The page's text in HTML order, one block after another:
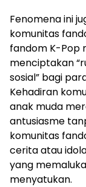
Fenomena ini
komunitas
fandom K-Pop
menciptakan
sosial” bagi
Kehadiran
anak muda
antusiasme
komunitas
cerita atau
yang
menyatukan.